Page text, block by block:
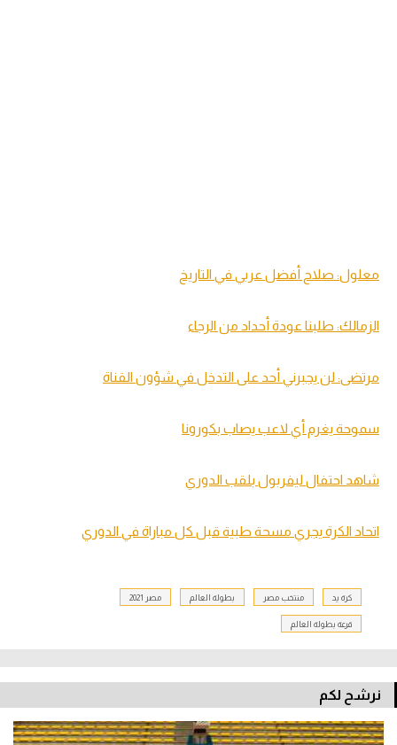
معلول: صلاح أفضل عربي في التاريخ
الزمالك: طلبنا عودة أحداد من الرجاء
مرتضى: لن يجبرني أحد على التدخل في شؤون القناة
سموحة يغرم أي لاعب يصاب بكورونا
شاهد احتفال ليفربول بلقب الدوري
اتحاد الكرة يجري مسحة طبية قبل كل مباراة في الدوري
كرة يد منتخب مصر بطولة العالم مصر 2021
قرعة بطولة العالم
نرشح لكم